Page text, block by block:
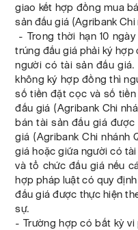
giao kết hợp đồng mua
sản đấu giá (Agribank Chi
- Trong thời hạn 10
trúng đấu giá phải ký hợp
người có tài sản đấu
không ký hợp đồng thì
số tiền đặt cọc và số
đấu giá (Agribank Chi
bán tài sản đấu giá
giá (Agribank Chi nhánh
giá hoặc giữa người có
và tổ chức đấu giá nếu
hợp pháp luật có quy
đấu giá được thực hiện
sự.
- Trường hợp có bất kỳ